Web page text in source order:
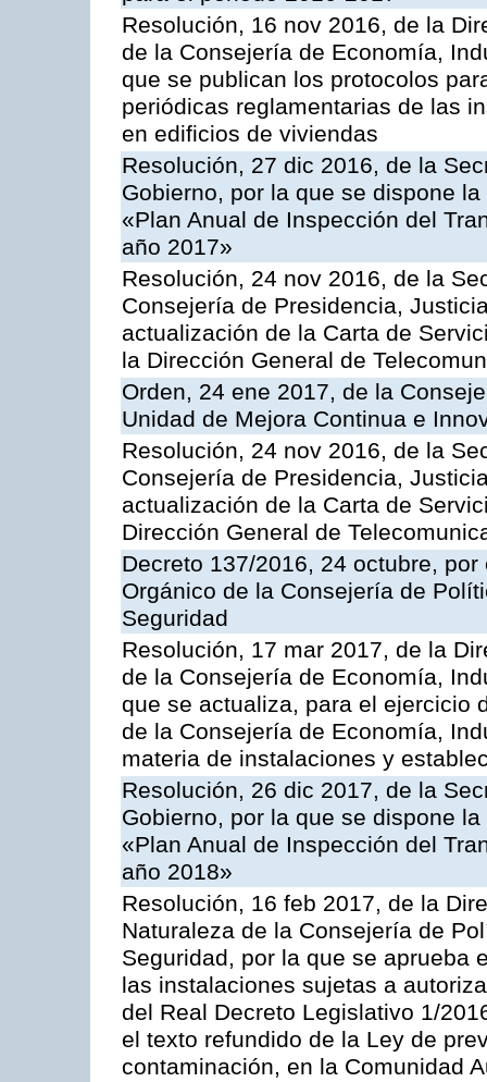
Resolución, 16 nov 2016, de la
de la Consejería de Economía,
que se publican los protocolos
periódicas reglamentarias de las
en edificios de viviendas
Resolución, 27 dic 2016, de la
Gobierno, por la que se dispone
«Plan Anual de Inspección del
año 2017»
Resolución, 24 nov 2016, de la
Consejería de Presidencia,
actualización de la Carta de
la Dirección General de
Orden, 24 ene 2017, de la
Unidad de Mejora Continua e
Resolución, 24 nov 2016, de la
Consejería de Presidencia,
actualización de la Carta de
Dirección General de
Decreto 137/2016, 24 octubre,
Orgánico de la Consejería de
Seguridad
Resolución, 17 mar 2017, de la
de la Consejería de Economía,
que se actualiza, para el ejercicio
de la Consejería de Economía,
materia de instalaciones y
Resolución, 26 dic 2017, de la
Gobierno, por la que se dispone
«Plan Anual de Inspección del
año 2018»
Resolución, 16 feb 2017, de la
Naturaleza de la Consejería de
Seguridad, por la que se aprueba
las instalaciones sujetas a
del Real Decreto Legislativo 1/
el texto refundido de la Ley de
contaminación, en la Comunidad